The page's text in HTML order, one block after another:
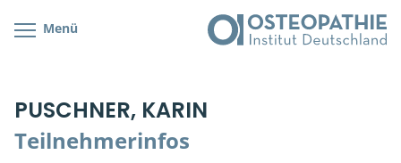
Menü
PUSCHNER, KARIN
Teilnehmerinfos
Cranial/Neurale Osteopathie
Parietale Osteopathie
Bonus-Programm
Veranstaltungsticket DB
Teilnehmerliste
Stellenbörse